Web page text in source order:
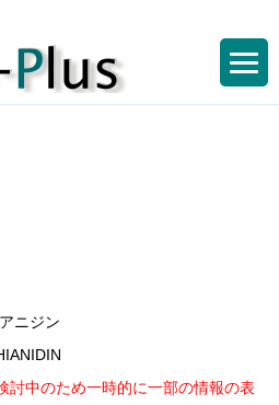
ニジン
討中のため一時的に一部の情報の表